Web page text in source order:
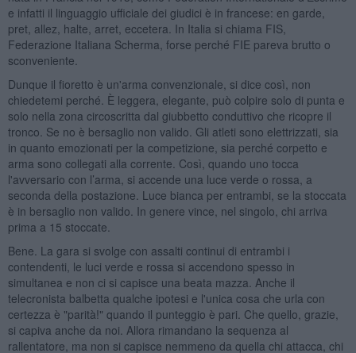
e infatti il linguaggio ufficiale dei giudici è in francese: en garde,
pret, allez, halte, arret, eccetera. In Italia si chiama FIS,
Federazione Italiana Scherma, forse perché FIE pareva brutto o
sconveniente.
Dunque il fioretto è un'arma convenzionale, si dice così, non
chiedetemi perché. È leggera, elegante, può colpire solo di punta e
solo nella zona circoscritta dal giubbetto conduttivo che ricopre il
tronco. Se no è bersaglio non valido. Gli atleti sono elettrizzati, sia
in quanto emozionati per la competizione, sia perché corpetto e
arma sono collegati alla corrente. Così, quando uno tocca
l'avversario con l’arma, si accende una luce verde o rossa, a
seconda della postazione. Luce bianca per entrambi, se la stoccata
è in bersaglio non valido. In genere vince, nel singolo, chi arriva
prima a 15 stoccate.
Bene. La gara si svolge con assalti continui di entrambi i
contendenti, le luci verde e rossa si accendono spesso in
simultanea e non ci si capisce una beata mazza. Anche il
telecronista balbetta qualche ipotesi e l'unica cosa che urla con
certezza è "parità!" quando il punteggio è pari. Che quello, grazie,
si capiva anche da noi. Allora rimandano la sequenza al
rallentatore, ma non si capisce nemmeno da quella chi attacca, chi